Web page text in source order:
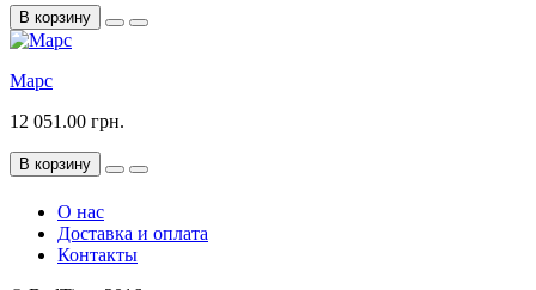
В корзину
Марс
12 051.00 грн.
В корзину
О нас
Доставка и оплата
Контакты